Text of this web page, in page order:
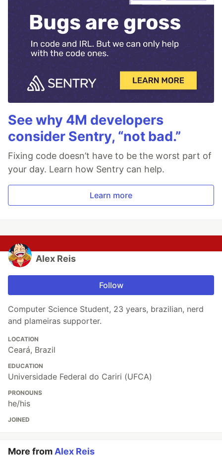
See why 4M developers
consider Sentry, “not bad.”
Fixing code doesn’t have to be the worst part of
your day. Learn how Sentry can help.
Learn more
Alex Reis
Follow
Computer Science Student, 23 years, brazilian, nerd
and plameiras supporter.
LOCATION
Ceará, Brazil
EDUCATION
Universidade Federal do Cariri (UFCA)
PRONOUNS
he/his
JOINED
More from Alex Reis